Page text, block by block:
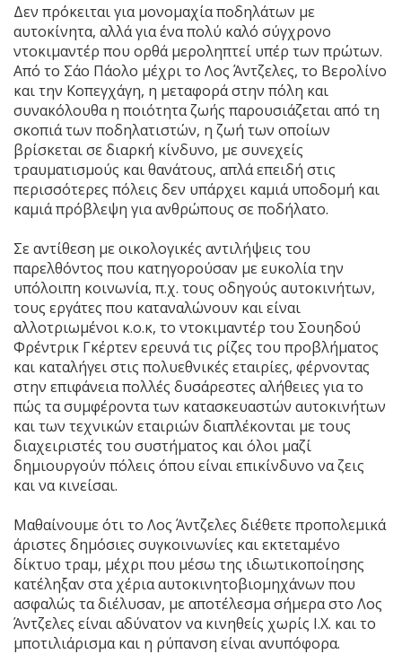
Δεν πρόκειται για μονομαχία ποδηλάτων με
αυτοκίνητα, αλλά για ένα πολύ καλό σύγχρονο
ντοκιμαντέρ που ορθά μεροληπτεί υπέρ των πρώτων.
Από το Σάο Πάολο μέχρι το Λος Άντζελες, το Βερολίνο
και την Κοπεγχάγη, η μεταφορά στην πόλη και
συνακόλουθα η ποιότητα ζωής παρουσιάζεται από τη
σκοπιά των ποδηλατιστών, η ζωή των οποίων
βρίσκεται σε διαρκή κίνδυνο, με συνεχείς
τραυματισμούς και θανάτους, απλά επειδή στις
περισσότερες πόλεις δεν υπάρχει καμιά υποδομή και
καμιά πρόβλεψη για ανθρώπους σε ποδήλατο.
Σε αντίθεση με οικολογικές αντιλήψεις του
παρελθόντος που κατηγορούσαν με ευκολία την
υπόλοιπη κοινωνία, π.χ. τους οδηγούς αυτοκινήτων,
τους εργάτες που καταναλώνουν και είναι
αλλοτριωμένοι κ.ο.κ, το ντοκιμαντέρ του Σουηδού
Φρέντρικ Γκέρτεν ερευνά τις ρίζες του προβλήματος
και καταλήγει στις πολυεθνικές εταιρίες, φέρνοντας
στην επιφάνεια πολλές δυσάρεστες αλήθειες για το
πώς τα συμφέροντα των κατασκευαστών αυτοκινήτων
και των τεχνικών εταιριών διαπλέκονται με τους
διαχειριστές του συστήματος και όλοι μαζί
δημιουργούν πόλεις όπου είναι επικίνδυνο να ζεις
και να κινείσαι.
Μαθαίνουμε ότι το Λος Άντζελες διέθετε προπολεμικά
άριστες δημόσιες συγκοινωνίες και εκτεταμένο
δίκτυο τραμ, μέχρι που μέσω της ιδιωτικοποίησης
κατέληξαν στα χέρια αυτοκινητοβιομηχάνων που
ασφαλώς τα διέλυσαν, με αποτέλεσμα σήμερα στο Λος
Άντζελες είναι αδύνατον να κινηθείς χωρίς Ι.Χ. και το
μποτιλιάρισμα και η ρύπανση είναι ανυπόφορα.